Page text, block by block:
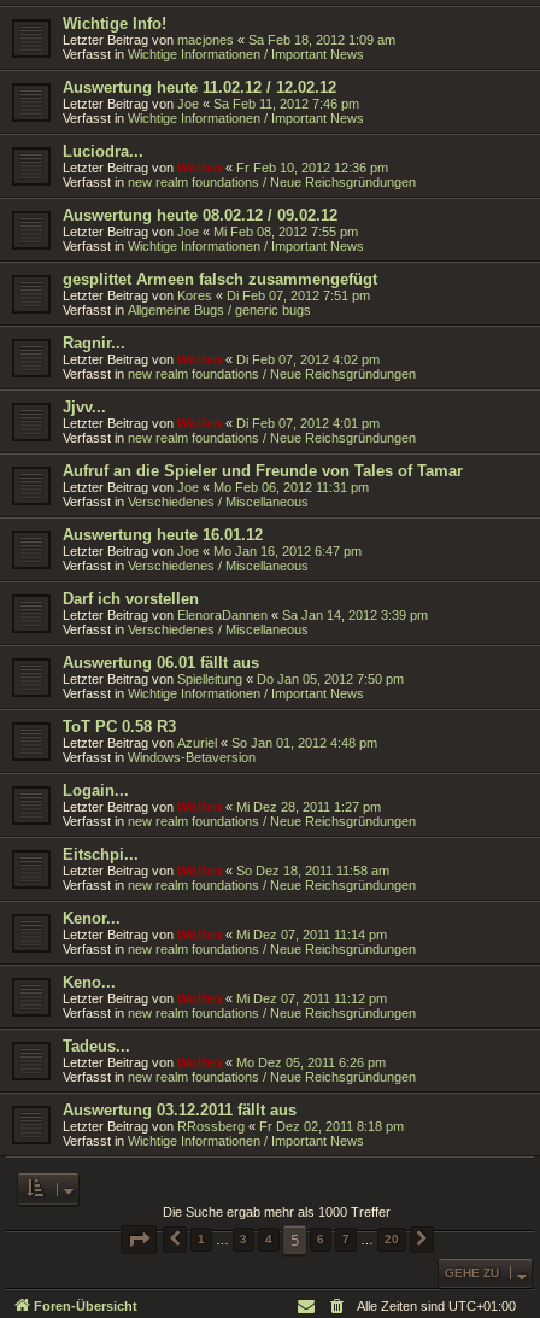
Wichtige Info!
Letzter Beitrag von macjones « Sa Feb 18, 2012 1:09 am
Verfasst in Wichtige Informationen / Important News
Auswertung heute 11.02.12 / 12.02.12
Letzter Beitrag von Joe « Sa Feb 11, 2012 7:46 pm
Verfasst in Wichtige Informationen / Important News
Luciodra...
Letzter Beitrag von Wolfen « Fr Feb 10, 2012 12:36 pm
Verfasst in new realm foundations / Neue Reichsgründungen
Auswertung heute 08.02.12 / 09.02.12
Letzter Beitrag von Joe « Mi Feb 08, 2012 7:55 pm
Verfasst in Wichtige Informationen / Important News
gesplittet Armeen falsch zusammengefügt
Letzter Beitrag von Kores « Di Feb 07, 2012 7:51 pm
Verfasst in Allgemeine Bugs / generic bugs
Ragnir...
Letzter Beitrag von Wolfen « Di Feb 07, 2012 4:02 pm
Verfasst in new realm foundations / Neue Reichsgründungen
Jjvv...
Letzter Beitrag von Wolfen « Di Feb 07, 2012 4:01 pm
Verfasst in new realm foundations / Neue Reichsgründungen
Aufruf an die Spieler und Freunde von Tales of Tamar
Letzter Beitrag von Joe « Mo Feb 06, 2012 11:31 pm
Verfasst in Verschiedenes / Miscellaneous
Auswertung heute 16.01.12
Letzter Beitrag von Joe « Mo Jan 16, 2012 6:47 pm
Verfasst in Verschiedenes / Miscellaneous
Darf ich vorstellen
Letzter Beitrag von ElenoraDannen « Sa Jan 14, 2012 3:39 pm
Verfasst in Verschiedenes / Miscellaneous
Auswertung 06.01 fällt aus
Letzter Beitrag von Spielleitung « Do Jan 05, 2012 7:50 pm
Verfasst in Wichtige Informationen / Important News
ToT PC 0.58 R3
Letzter Beitrag von Azuriel « So Jan 01, 2012 4:48 pm
Verfasst in Windows-Betaversion
Logain...
Letzter Beitrag von Wolfen « Mi Dez 28, 2011 1:27 pm
Verfasst in new realm foundations / Neue Reichsgründungen
Eitschpi...
Letzter Beitrag von Wolfen « So Dez 18, 2011 11:58 am
Verfasst in new realm foundations / Neue Reichsgründungen
Kenor...
Letzter Beitrag von Wolfen « Mi Dez 07, 2011 11:14 pm
Verfasst in new realm foundations / Neue Reichsgründungen
Keno...
Letzter Beitrag von Wolfen « Mi Dez 07, 2011 11:12 pm
Verfasst in new realm foundations / Neue Reichsgründungen
Tadeus...
Letzter Beitrag von Wolfen « Mo Dez 05, 2011 6:26 pm
Verfasst in new realm foundations / Neue Reichsgründungen
Auswertung 03.12.2011 fällt aus
Letzter Beitrag von RRossberg « Fr Dez 02, 2011 8:18 pm
Verfasst in Wichtige Informationen / Important News
Die Suche ergab mehr als 1000 Treffer
SEITE VON20
VORHERIGE
1 3 4 5 6 7 20
GEHE ZU
Foren-Übersicht Alle Zeiten sind UTC+01:00